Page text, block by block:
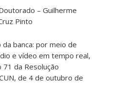
– Guilherme
Pinto
banca: por meio de
e vídeo em tempo real,
da Resolução
de 4 de outubro de